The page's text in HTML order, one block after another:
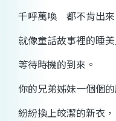
千呼萬喚 都不肯出來
就像童話故事裡的睡美
等待時機的到來。
你的兄弟姊妹一個個的
紛紛換上皎潔的新衣，